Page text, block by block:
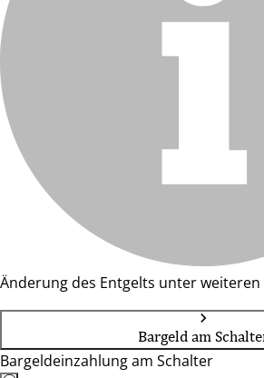
Änderung des Entgelts unter
Bargeld am
Bargeldeinzahlung am Schalter